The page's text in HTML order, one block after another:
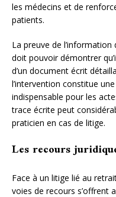
les médecins et de
patients.
La preuve de
doit pouvoir démontrer
d’un document écrit
l’intervention constitue
indispensable pour les
trace écrite peut
praticien en cas de litige.
Les recours
Face à un litige lié au
voies de recours s’offrent